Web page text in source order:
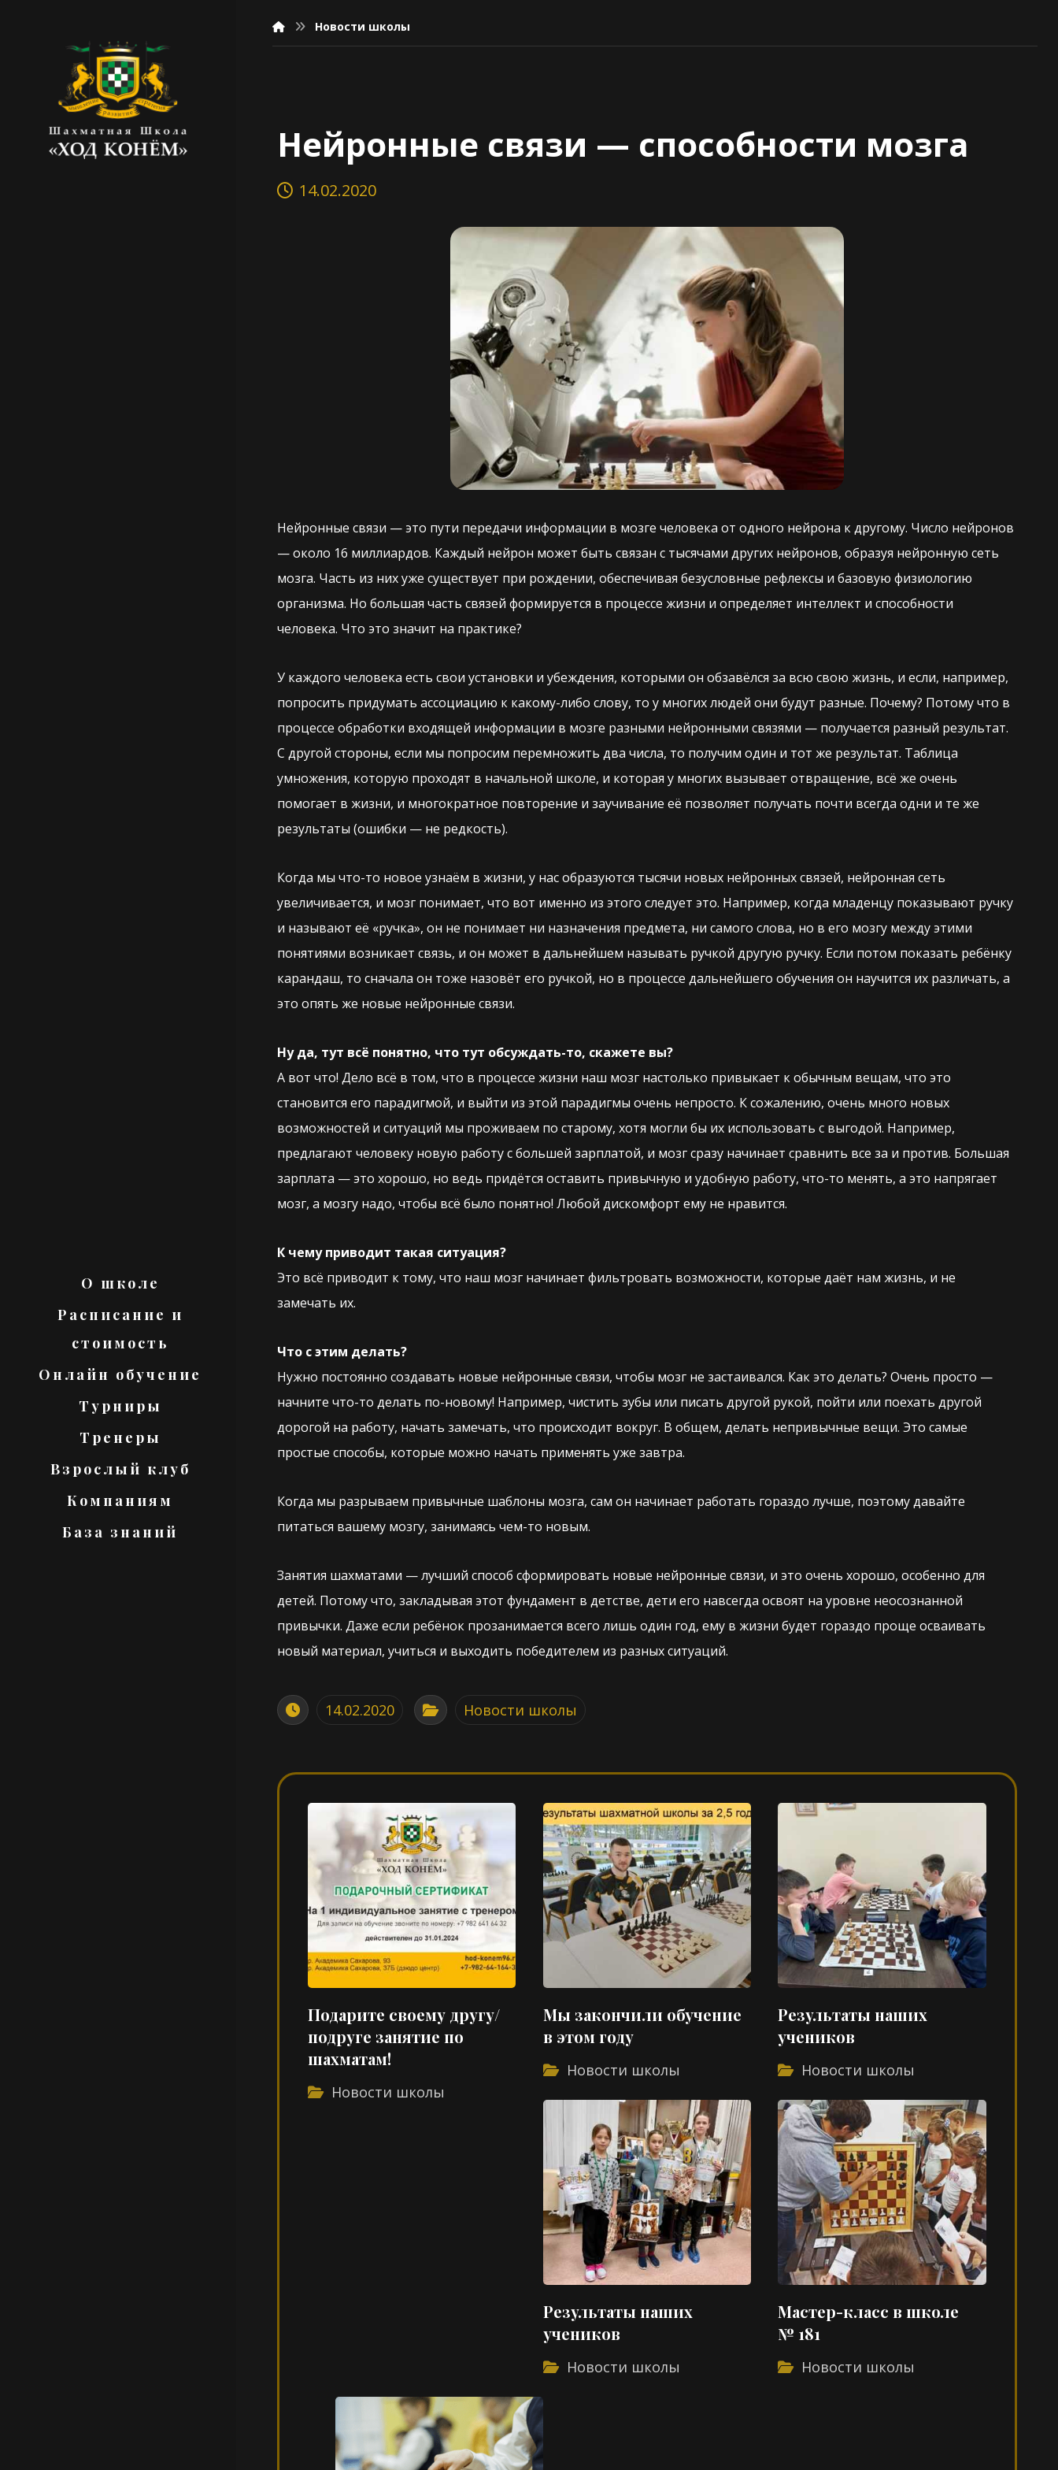
О школе
Расписание и
стоимость
Онлайн обучение
Турниры
Тренеры
Взрослый клуб
Компаниям
База знаний
Новости школы
Нейронные связи — способности мозга
14.02.2020
Нейронные связи — это пути передачи информации в мозге человека от одного нейрона к другому. Число нейронов
— около 16 миллиардов. Каждый нейрон может быть связан с тысячами других нейронов, образуя нейронную сеть
мозга. Часть из них уже существует при рождении, обеспечивая безусловные рефлексы и базовую физиологию
организма. Но большая часть связей формируется в процессе жизни и определяет интеллект и способности
человека. Что это значит на практике?
У каждого человека есть свои установки и убеждения, которыми он обзавёлся за всю свою жизнь, и если, например,
попросить придумать ассоциацию к какому-либо слову, то у многих людей они будут разные. Почему? Потому что в
процессе обработки входящей информации в мозге разными нейронными связями — получается разный результат.
С другой стороны, если мы попросим перемножить два числа, то получим один и тот же результат. Таблица
умножения, которую проходят в начальной школе, и которая у многих вызывает отвращение, всё же очень
помогает в жизни, и многократное повторение и заучивание её позволяет получать почти всегда одни и те же
результаты (ошибки — не редкость).
Когда мы что-то новое узнаём в жизни, у нас образуются тысячи новых нейронных связей, нейронная сеть
увеличивается, и мозг понимает, что вот именно из этого следует это. Например, когда младенцу показывают ручку
и называют её «ручка», он не понимает ни назначения предмета, ни самого слова, но в его мозгу между этими
понятиями возникает связь, и он может в дальнейшем называть ручкой другую ручку. Если потом показать ребёнку
карандаш, то сначала он тоже назовёт его ручкой, но в процессе дальнейшего обучения он научится их различать, а
это опять же новые нейронные связи.
Ну да, тут всё понятно, что тут обсуждать-то, скажете вы?
А вот что! Дело всё в том, что в процессе жизни наш мозг настолько привыкает к обычным вещам, что это
становится его парадигмой, и выйти из этой парадигмы очень непросто. К сожалению, очень много новых
возможностей и ситуаций мы проживаем по старому, хотя могли бы их использовать с выгодой. Например,
предлагают человеку новую работу с большей зарплатой, и мозг сразу начинает сравнить все за и против. Большая
зарплата — это хорошо, но ведь придётся оставить привычную и удобную работу, что-то менять, а это напрягает
мозг, а мозгу надо, чтобы всё было понятно! Любой дискомфорт ему не нравится.
К чему приводит такая ситуация?
Это всё приводит к тому, что наш мозг начинает фильтровать возможности, которые даёт нам жизнь, и не
замечать их.
Что с этим делать?
Нужно постоянно создавать новые нейронные связи, чтобы мозг не застаивался. Как это делать? Очень просто —
начните что-то делать по-новому! Например, чистить зубы или писать другой рукой, пойти или поехать другой
дорогой на работу, начать замечать, что происходит вокруг. В общем, делать непривычные вещи. Это самые
простые способы, которые можно начать применять уже завтра.
Когда мы разрываем привычные шаблоны мозга, сам он начинает работать гораздо лучше, поэтому давайте
питаться вашему мозгу, занимаясь чем-то новым.
Занятия шахматами — лучший способ сформировать новые нейронные связи, и это очень хорошо, особенно для
детей. Потому что, закладывая этот фундамент в детстве, дети его навсегда освоят на уровне неосознанной
привычки. Даже если ребёнок прозанимается всего лишь один год, ему в жизни будет гораздо проще осваивать
новый материал, учиться и выходить победителем из разных ситуаций.
14.02.2020 Новости школы
Подарите своему другу/
подруге занятие по
шахматам!
Новости школы
Мы закончили обучение
в этом году
Новости школы
Результаты наших
учеников
Новости школы
Результаты наших
учеников
Новости школы
Мастер-класс в школе
№ 181
Новости школы